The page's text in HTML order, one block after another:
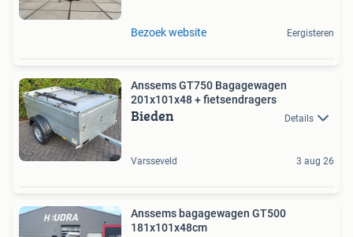
Bezoek website Eergisteren
Anssems GT750 Bagagewagen
201x101x48 + fietsendragers
Bieden Details
Varsseveld 3 aug 26
Anssems bagagewagen GT500
181x101x48cm